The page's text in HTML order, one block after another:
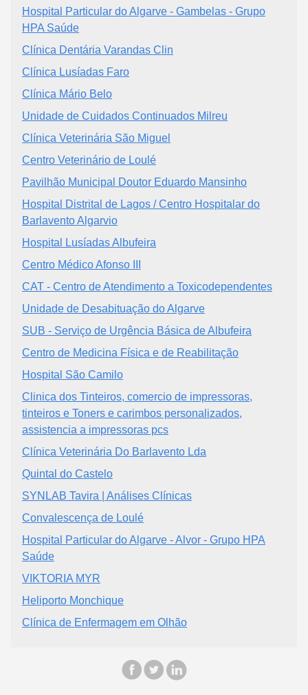
Hospital Particular do Algarve - Gambelas - Grupo
HPA Saúde
Clínica Dentária Varandas Clin
Clínica Lusíadas Faro
Clínica Mário Belo
Unidade de Cuidados Continuados Milreu
Clínica Veterinária São Miguel
Centro Veterinário de Loulé
Pavilhão Municipal Doutor Eduardo Mansinho
Hospital Distrital de Lagos / Centro Hospitalar do
Barlavento Algarvio
Hospital Lusíadas Albufeira
Centro Médico Afonso III
CAT - Centro de Atendimento a Toxicodependentes
Unidade de Desabituação do Algarve
SUB - Serviço de Urgência Básica de Albufeira
Centro de Medicina Física e de Reabilitação
Hospital São Camilo
Clinica dos Tinteiros, comercio de impressoras,
tinteiros e Toners e carimbos personalizados,
assistencia a impressoras pcs
Clínica Veterinária Do Barlavento Lda
Quintal do Castelo
SYNLAB Tavira | Análises Clínicas
Convalescença de Loulé
Hospital Particular do Algarve - Alvor - Grupo HPA
Saúde
VIKTORIA MYR
Heliporto Monchique
Clínica de Enfermagem em Olhão